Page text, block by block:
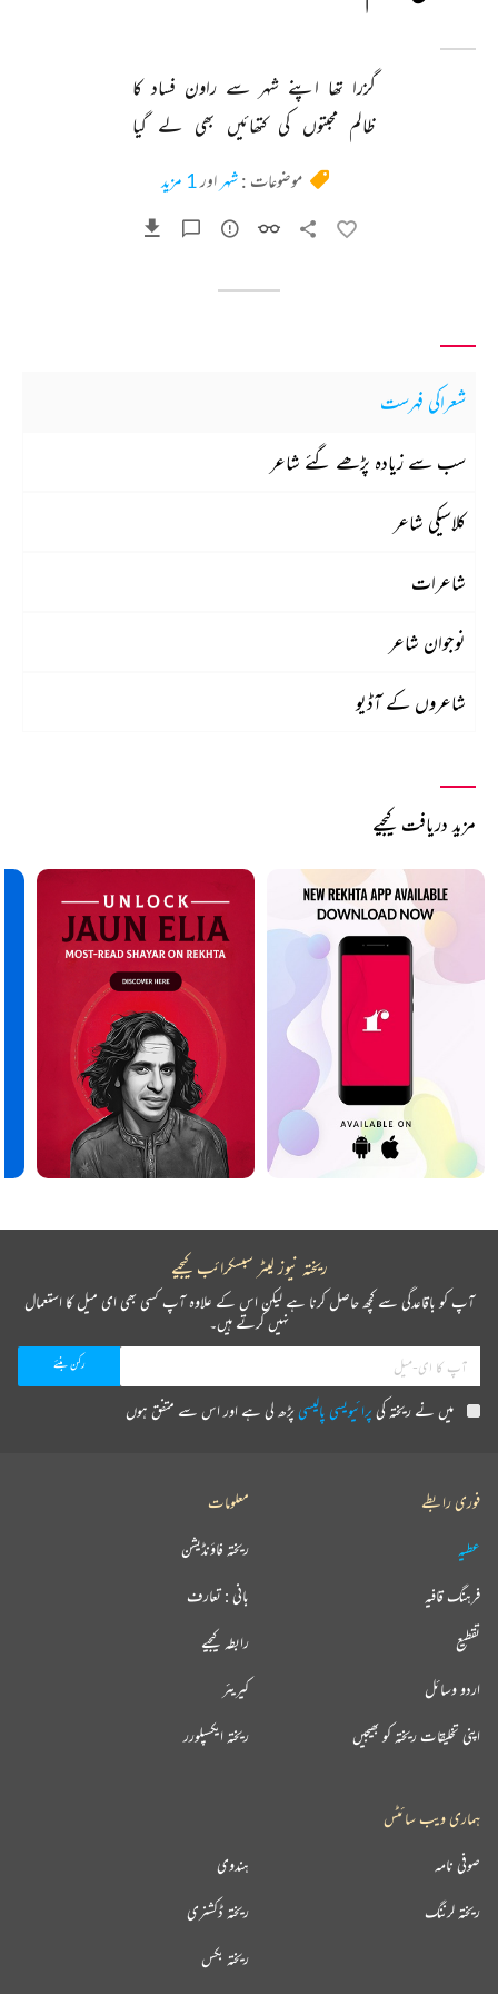
گزرا تھا اپنے شہر سے راون فساد کا
ظالم محبتوں کی کتھائیں بھی لے گیا
موضوعات :شہر اور1 مزید
شعراکی فہرست
سب سے زیادہ پڑھے گئے شاعر
کلاسیکی شاعر
شاعرات
نوجوان شاعر
شاعروں کے آڈیو
مزید دریافت کیجیے
ریختہ نیوز لیٹر سبسکرائب کیجیے
آپ کو باقاعدگی سے کچھ حاصل کرنا ہے لیکن اس کے علاوہ آپ کسی بھی ای میل کا استعمال
نہیں کرتے ہیں۔
میں نے ریختہ کیپرائیویسی پالیسیپڑھ لی ہے اور اس سے متفق ہوں
فوری رابطے
عطیہ
فرہنگ قافیہ
تقطیع
اردو وسائل
اپنی تخلیقات ریختہ کو بھیجیں
معلومات
ریختہ فاؤنڈیشن
بانی : تعارف
رابطہ کیجیے
کیریئر
ریختہ ایکسپلورر
ہماری ویب سائٹس
ہندوی صوفی نامہ
ریختہ ڈکشنری ریختہ لرننگ
ریختہ بکس